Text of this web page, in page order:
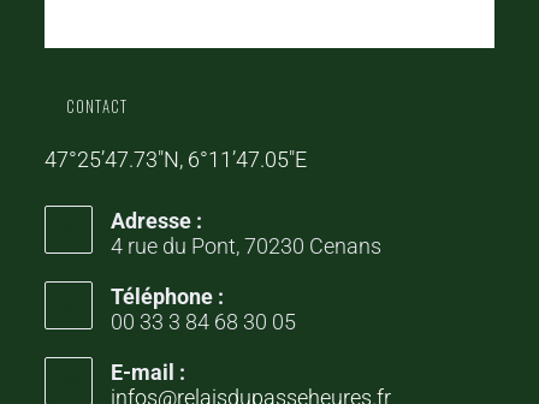
CONTACT
47°25’47.73″N, 6°11’47.05″E
Adresse :
4 rue du Pont, 70230 Cenans
Téléphone :
00 33 3 84 68 30 05
E-mail :
infos@relaisdupasseheures.fr